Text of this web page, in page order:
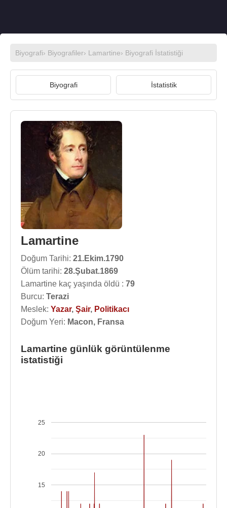
Biyografi› Biyografiler› Lamartine› Biyografi İstatistiği
Biyografi İstatistik
Lamartine
Doğum Tarihi: 21.Ekim.1790
Ölüm tarihi: 28.Şubat.1869
Lamartine kaç yaşında öldü : 79
Burcu: Terazi
Meslek: Yazar, Şair, Politikacı
Doğum Yeri: Macon, Fransa
Lamartine günlük görüntülenme
istatistiği
15
20
25